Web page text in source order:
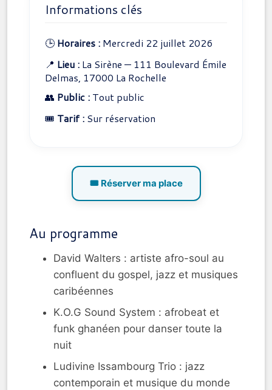
Informations clés
🕒 Horaires : Mercredi 22 juillet 2026
📍 Lieu : La Sirène — 111 Boulevard Émile
Delmas, 17000 La Rochelle
👥 Public : Tout public
🎟️ Tarif : Sur réservation
🎟️ Réserver ma place
Au programme
David Walters : artiste afro-soul au
confluent du gospel, jazz et musiques
caribéennes
K.O.G Sound System : afrobeat et
funk ghanéen pour danser toute la
nuit
Ludivine Issambourg Trio : jazz
contemporain et musique du monde